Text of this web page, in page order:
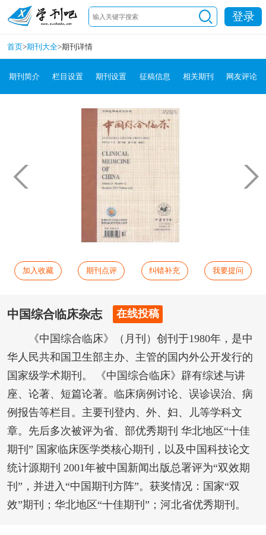
登录
首页>期刊大全>期刊详情
期刊简介 栏目设置 期刊设置 征稿信息 相关期刊 网友评论
加入收藏 期刊点评 纠错补充 我要提问
中国综合临床杂志 在线投稿
《中国综合临床》（月刊）创刊于1980年，是中
华人民共和国卫生部主办、主管的国内外公开发行的
国家级学术期刊。 《中国综合临床》辟有综述与讲
座、论著、短篇论著。临床病例讨论、误诊误治、病
例报告等栏目。主要刊登内、外、妇、儿等学科文
章。先后多次被评为省、部优秀期刊 华北地区“十佳
期刊” 国家临床医学类核心期刊，以及中国科技论文
统计源期刊 2001年被中国新闻出版总署评为“双效期
刊”，并进入“中国期刊方阵”。获奖情况：国家“双
效”期刊；华北地区“十佳期刊”；河北省优秀期刊。